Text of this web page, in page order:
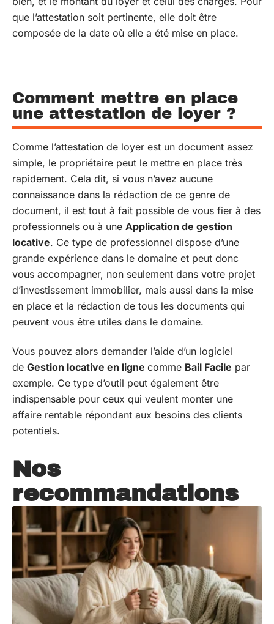
que l’attestation soit pertinente, elle doit être
composée de la date où elle a été mise en place.
Comment mettre en place
une attestation de loyer ?
Comme l’attestation de loyer est un document assez
simple, le propriétaire peut le mettre en place très
rapidement. Cela dit, si vous n’avez aucune
connaissance dans la rédaction de ce genre de
document, il est tout à fait possible de vous fier à des
professionnels ou à une Application de gestion
locative. Ce type de professionnel dispose d’une
grande expérience dans le domaine et peut donc
vous accompagner, non seulement dans votre projet
d’investissement immobilier, mais aussi dans la mise
en place et la rédaction de tous les documents qui
peuvent vous être utiles dans le domaine.
Vous pouvez alors demander l’aide d’un logiciel
de Gestion locative en ligne comme Bail Facile par
exemple. Ce type d’outil peut également être
indispensable pour ceux qui veulent monter une
affaire rentable répondant aux besoins des clients
potentiels.
Nos
recommandations